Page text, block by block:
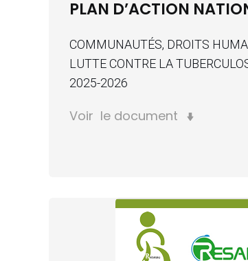
PLAN D’ACTION
COMMUNAUTÉS, DROITS
LUTTE CONTRE LA
2025-2026
Voir le document